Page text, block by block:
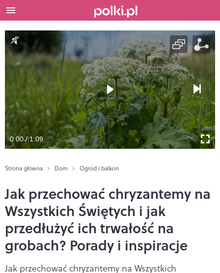
0:00 / 1:09
Strona główna Dom Ogród i balkon
Jak przechować chryzantemy na
Wszystkich Świętych i jak
przedłużyć ich trwałość na
grobach? Porady i inspiracje
Jak przechować chryzantemy na Wszystkich